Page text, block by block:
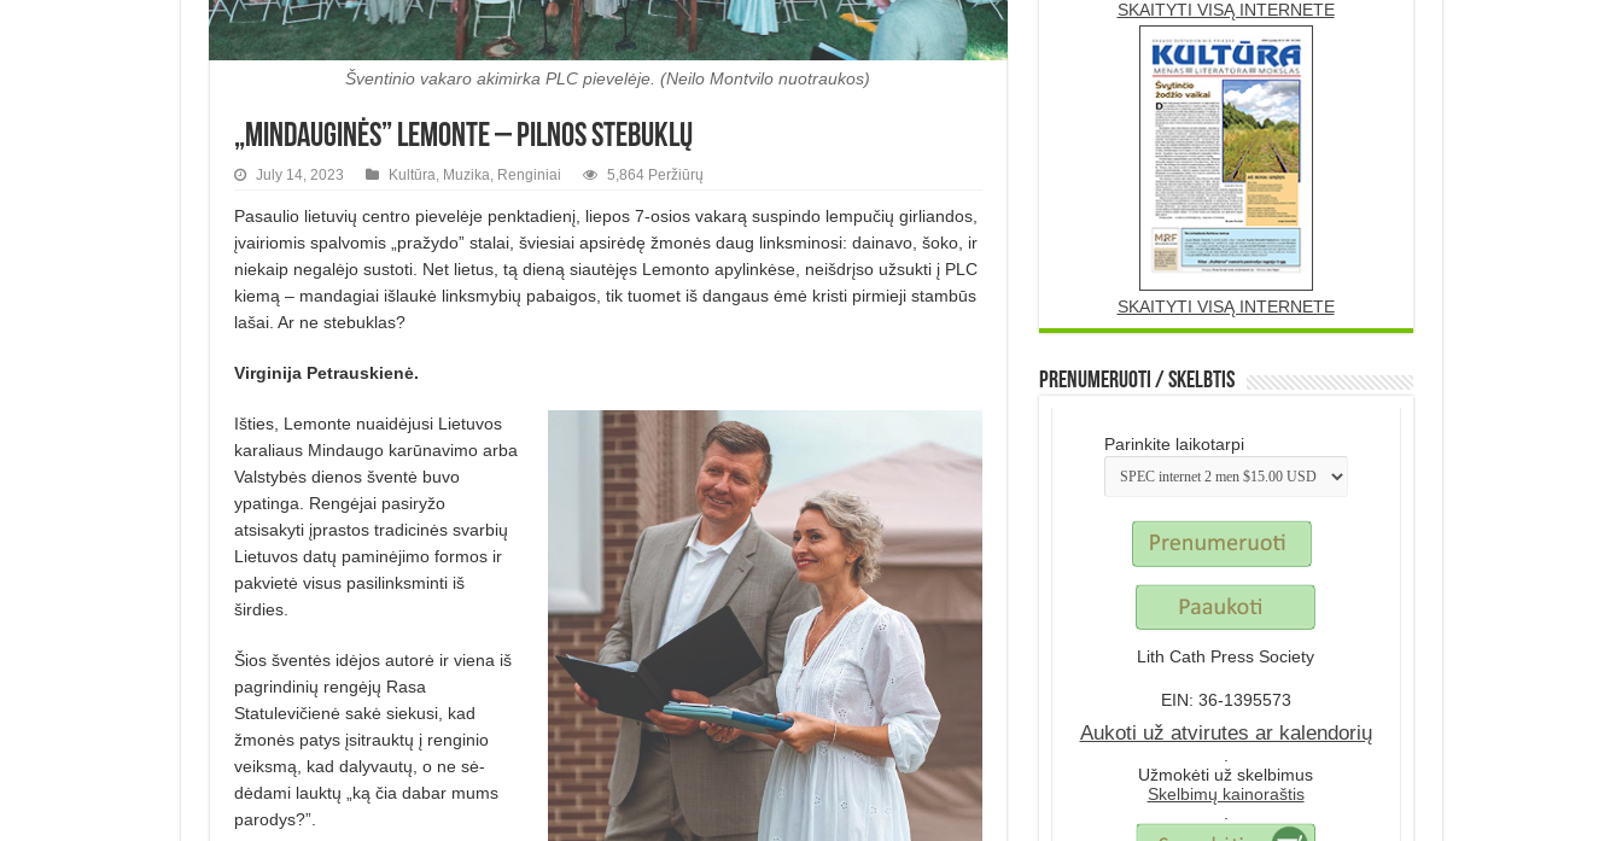
Šventinio vakaro akimirka PLC pievelėje. (Neilo Montvilo nuotraukos)
„Mindauginės” Lemonte – pilnos stebuklų
July 14, 2023 Kultūra Muzika Renginiai 5,864 Peržiūrų
Pasaulio lietuvių centro pievelėje penktadienį, liepos 7-osios vakarą suspindo lempučių girliandos,
įvairiomis spalvomis „pražydo” stalai, šviesiai apsirėdę žmonės daug linksminosi: dainavo, šoko, ir
niekaip negalėjo sustoti. Net lietus, tą dieną siautėjęs Lemonto apylinkėse, neišdrįso užsukti į PLC
kiemą – mandagiai išlaukė linksmy­bių pabaigos, tik tuomet iš dangaus ėmė kristi pirmieji stambūs
lašai. Ar ne stebuk­las?
Virginija Petrauskienė.
Išties, Lemonte nuaidėjusi Lietuvos
karaliaus Mindaugo karūnavimo arba
Vals­ty­bės dienos šventė buvo
ypatinga. Rengėjai pasiryžo
atsisakyti įprastos tradicinės svarbių
Lietuvos datų paminėjimo formos ir
pakvietė visus pasilinksminti iš
širdies.
Šios šventės idėjos autorė ir viena iš
pagrindinių rengėjų Rasa
Statulevičienė sakė siekusi, kad
žmonės patys įsitrauktų į renginio
veiksmą, kad dalyvautų, o ne sė­
dėdami lauktų „ką čia dabar mums
paro­dys?”.
SKAITYTI VISĄ INTERNETE
SKAITYTI VISĄ INTERNETE
Prenumeruoti / Skelbtis
Parinkite laikotarpi
Lith Cath Press Society
EIN: 36-1395573
Aukoti už atvirutes ar kalendorių
.
Užmokėti už skelbimus
Skelbimų kainoraštis
.